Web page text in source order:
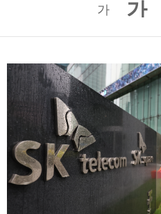
가 가